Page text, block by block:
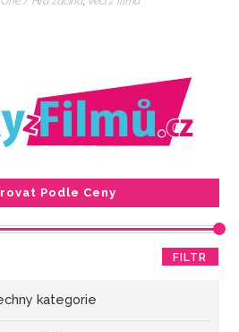
Podle Ceny
FILTR
kategorie